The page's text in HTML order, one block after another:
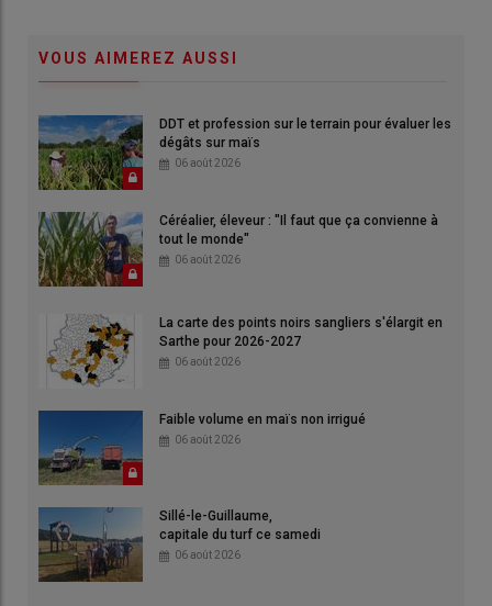
VOUS AIMEREZ AUSSI
DDT et profession sur le terrain pour évaluer les
dégâts sur maïs
06 août 2026
Céréalier, éleveur : "Il faut que ça convienne à
tout le monde"
06 août 2026
La carte des points noirs sangliers s'élargit en
Sarthe pour 2026-2027
06 août 2026
Faible volume en maïs non irrigué
06 août 2026
Sillé-le-Guillaume,
capitale du turf ce samedi
06 août 2026